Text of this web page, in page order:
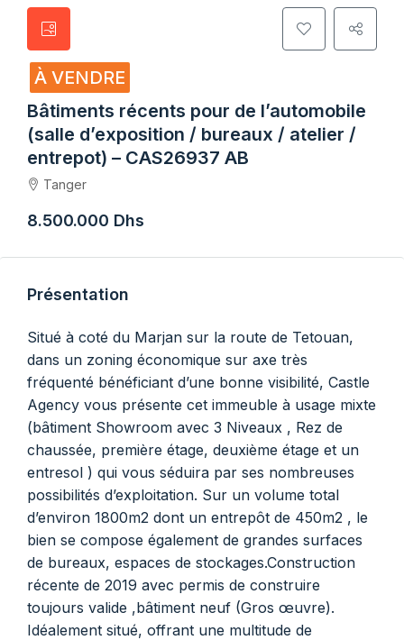
À VENDRE
Bâtiments récents pour de l’automobile
(salle d’exposition / bureaux / atelier /
entrepot) – CAS26937 AB
Tanger
8.500.000 Dhs
Présentation
Situé à coté du Marjan sur la route de Tetouan,
dans un zoning économique sur axe très
fréquenté bénéficiant d’une bonne visibilité, Castle
Agency vous présente cet immeuble à usage mixte
(bâtiment Showroom avec 3 Niveaux , Rez de
chaussée, première étage, deuxième étage et un
entresol ) qui vous séduira par ses nombreuses
possibilités d’exploitation. Sur un volume total
d’environ 1800m2 dont un entrepôt de 450m2 , le
bien se compose également de grandes surfaces
de bureaux, espaces de stockages.Construction
récente de 2019 avec permis de construire
toujours valide ,bâtiment neuf (Gros œuvre).
Idéalement situé, offrant une multitude de